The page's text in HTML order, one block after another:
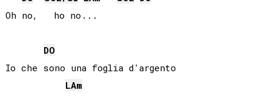
Oh no,   ho no...
DO
Io che sono una foglia d'argento
LAm